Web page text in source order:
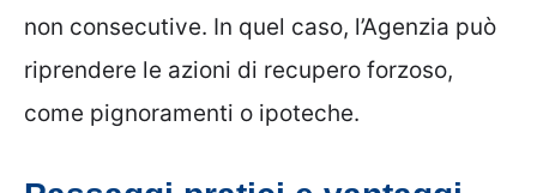
non consecutive. In quel caso, l’Agenzia può
riprendere le azioni di recupero forzoso,
come pignoramenti o ipoteche.